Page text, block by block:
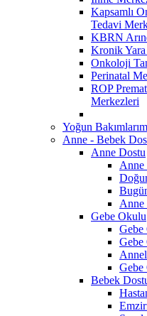
Kapsamlı
Tedavi
KBRN
Kronik
Onkoloji
Perinatal
ROP
Merkezleri
Yoğun
Anne - Bebek
Anne Dostu
Anne
Anne
Gebe Okulu
Gebe
Gebe
Bebek